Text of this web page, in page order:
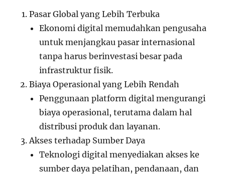
Pasar Global yang Lebih Terbuka
Ekonomi digital memudahkan pengusaha
untuk menjangkau pasar internasional
tanpa harus berinvestasi besar pada
infrastruktur fisik.
Biaya Operasional yang Lebih Rendah
Penggunaan platform digital mengurangi
biaya operasional, terutama dalam hal
distribusi produk dan layanan.
Akses terhadap Sumber Daya
Teknologi digital menyediakan akses ke
sumber daya pelatihan, pendanaan, dan